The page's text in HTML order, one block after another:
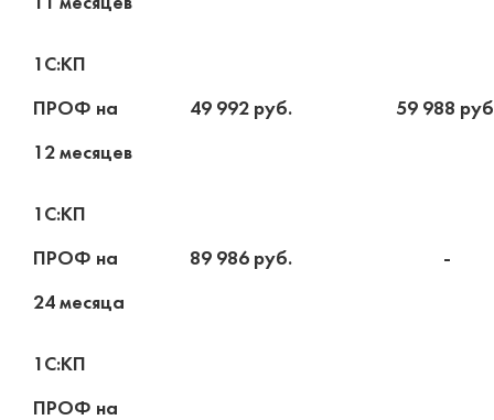
11 месяцев
1С:КП
ПРОФ на
12 месяцев
49 992 руб. 59 988
1С:КП
ПРОФ на
24 месяца
89 986 руб. -
1С:КП
ПРОФ на